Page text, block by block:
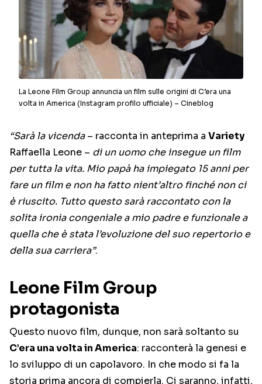
La Leone Film Group annuncia un film sulle origini di C’era una
volta in America (Instagram profilo ufficiale) – Cineblog
“Sarà la vicenda– racconta in anteprima a Variety
Raffaella Leone – di un uomo che insegue un film
per tutta la vita. Mio papà ha impiegato 15 anni per
fare un film e non ha fatto nient’altro finché non ci
è riuscito. Tutto questo sarà raccontato con la
solita ironia congeniale a mio padre e funzionale a
quella che è stata l’evoluzione del suo repertorio e
della sua carriera”.
Leone Film Group
protagonista
Questo nuovo film, dunque, non sarà soltanto su
C’era una volta in America: racconterà la genesi e
lo sviluppo di un capolavoro. In che modo si fa la
storia prima ancora di compierla. Ci saranno, infatti,